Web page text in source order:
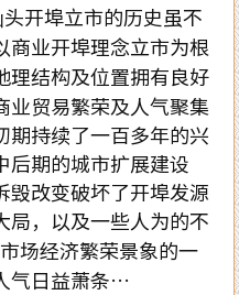
开埠立市的历史虽不
商业开埠理念立市为根
理结构及位置拥有良好
业贸易繁荣及人气聚集
期持续了一百多年的兴
后期的城市扩展建设
毁改变破坏了开埠发源
局，以及一些人为的不
场经济繁荣景象的一
气日益萧条…